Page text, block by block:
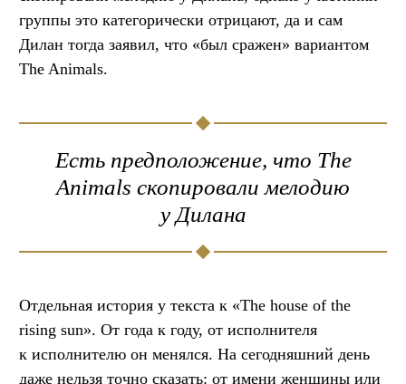
группы это категорически отрицают, да и сам
Дилан тогда заявил, что «был сражен» вариантом
The Animals.
Есть предположение, что The
Animals скопировали мелодию
у Дилана
Отдельная история у текста к «The house of the
rising sun». От года к году, от исполнителя
к исполнителю он менялся. На сегодняшний день
даже нельзя точно сказать: от имени женщины или